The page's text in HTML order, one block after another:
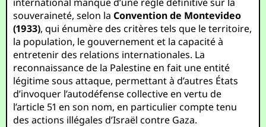
souveraineté, selon laConvention de Montevideo
(1933), qui énumère des critères tels que le territoire,
la population, le gouvernement et la capacité à
entretenir des relations internationales. La
reconnaissance de la Palestine en fait une entité
légitime sous attaque, permettant à d’autres États
d’invoquer l’autodéfense collective en vertu de
l’article 51 en son nom, en particulier compte tenu
des actions illégales d’Israël contre Gaza.